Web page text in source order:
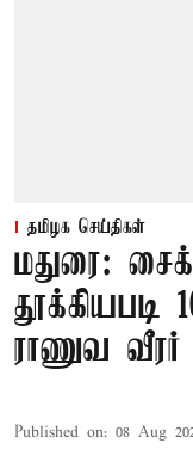
தமிழக செய்திகள்
மதுரை:
தூக்கியபடி
ராணுவ
Published on: 08 Aug